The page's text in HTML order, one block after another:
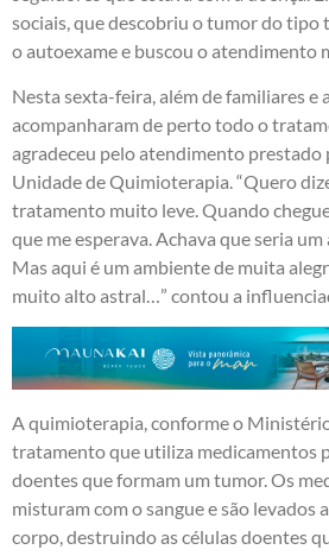
sociais, que descobriu o tumor do
o autoexame e buscou o atendimento
Nesta sexta-feira, além de familiares e
acompanharam de perto todo o
agradeceu pelo atendimento prestado
Unidade de Quimioterapia. “Quero
tratamento muito leve. Quando
que me esperava. Achava que seria
Mas aqui é um ambiente de muita
muito alto astral…” contou a
A quimioterapia, conforme o Ministério
tratamento que utiliza medicamentos
doentes que formam um tumor. Os
misturam com o sangue e são levados
corpo, destruindo as células doentes